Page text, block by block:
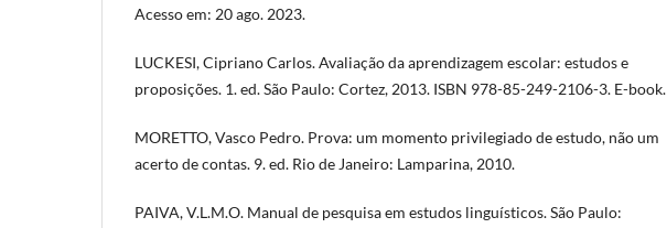
Acesso em: 20 ago. 2023.
LUCKESI, Cipriano Carlos. Avaliação da aprendizagem escolar: estudos e
proposições. 1. ed. São Paulo: Cortez, 2013. ISBN 978-85-249-2106-3. E-book.
MORETTO, Vasco Pedro. Prova: um momento privilegiado de estudo, não um
acerto de contas. 9. ed. Rio de Janeiro: Lamparina, 2010.
PAIVA, V.L.M.O. Manual de pesquisa em estudos linguísticos. São Paulo: